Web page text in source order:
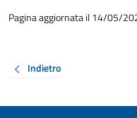
Pagina aggiornata il 14/05/
Indietro